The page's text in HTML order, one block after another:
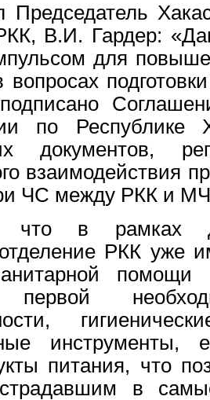
Председатель
В.И. Гардер:
для
вопросах
по Республике
документов,
взаимодействия
ЧС между РКК и
что в рамках
РКК уже
первой
инструменты,
питания, что
в